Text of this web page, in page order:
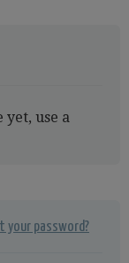
use a
your password?